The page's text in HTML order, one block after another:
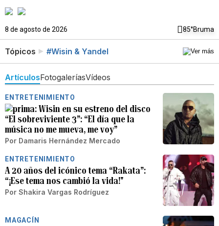
8 de agosto de 2026 85°Bruma
Tópicos #Wisin & Yandel
ArtículosFotogaleríasVídeos
ENTRETENIMIENTO
Wisin en su estreno del disco
“El sobreviviente 3”: “El día que la
música no me mueva, me voy”
Por Damaris Hernández Mercado
ENTRETENIMIENTO
A 20 años del icónico tema “Rakata”:
“¡Ese tema nos cambió la vida!"
Por Shakira Vargas Rodríguez
MAGACÍN